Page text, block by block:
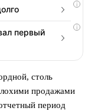
i
i
первый
столь
продажами
период